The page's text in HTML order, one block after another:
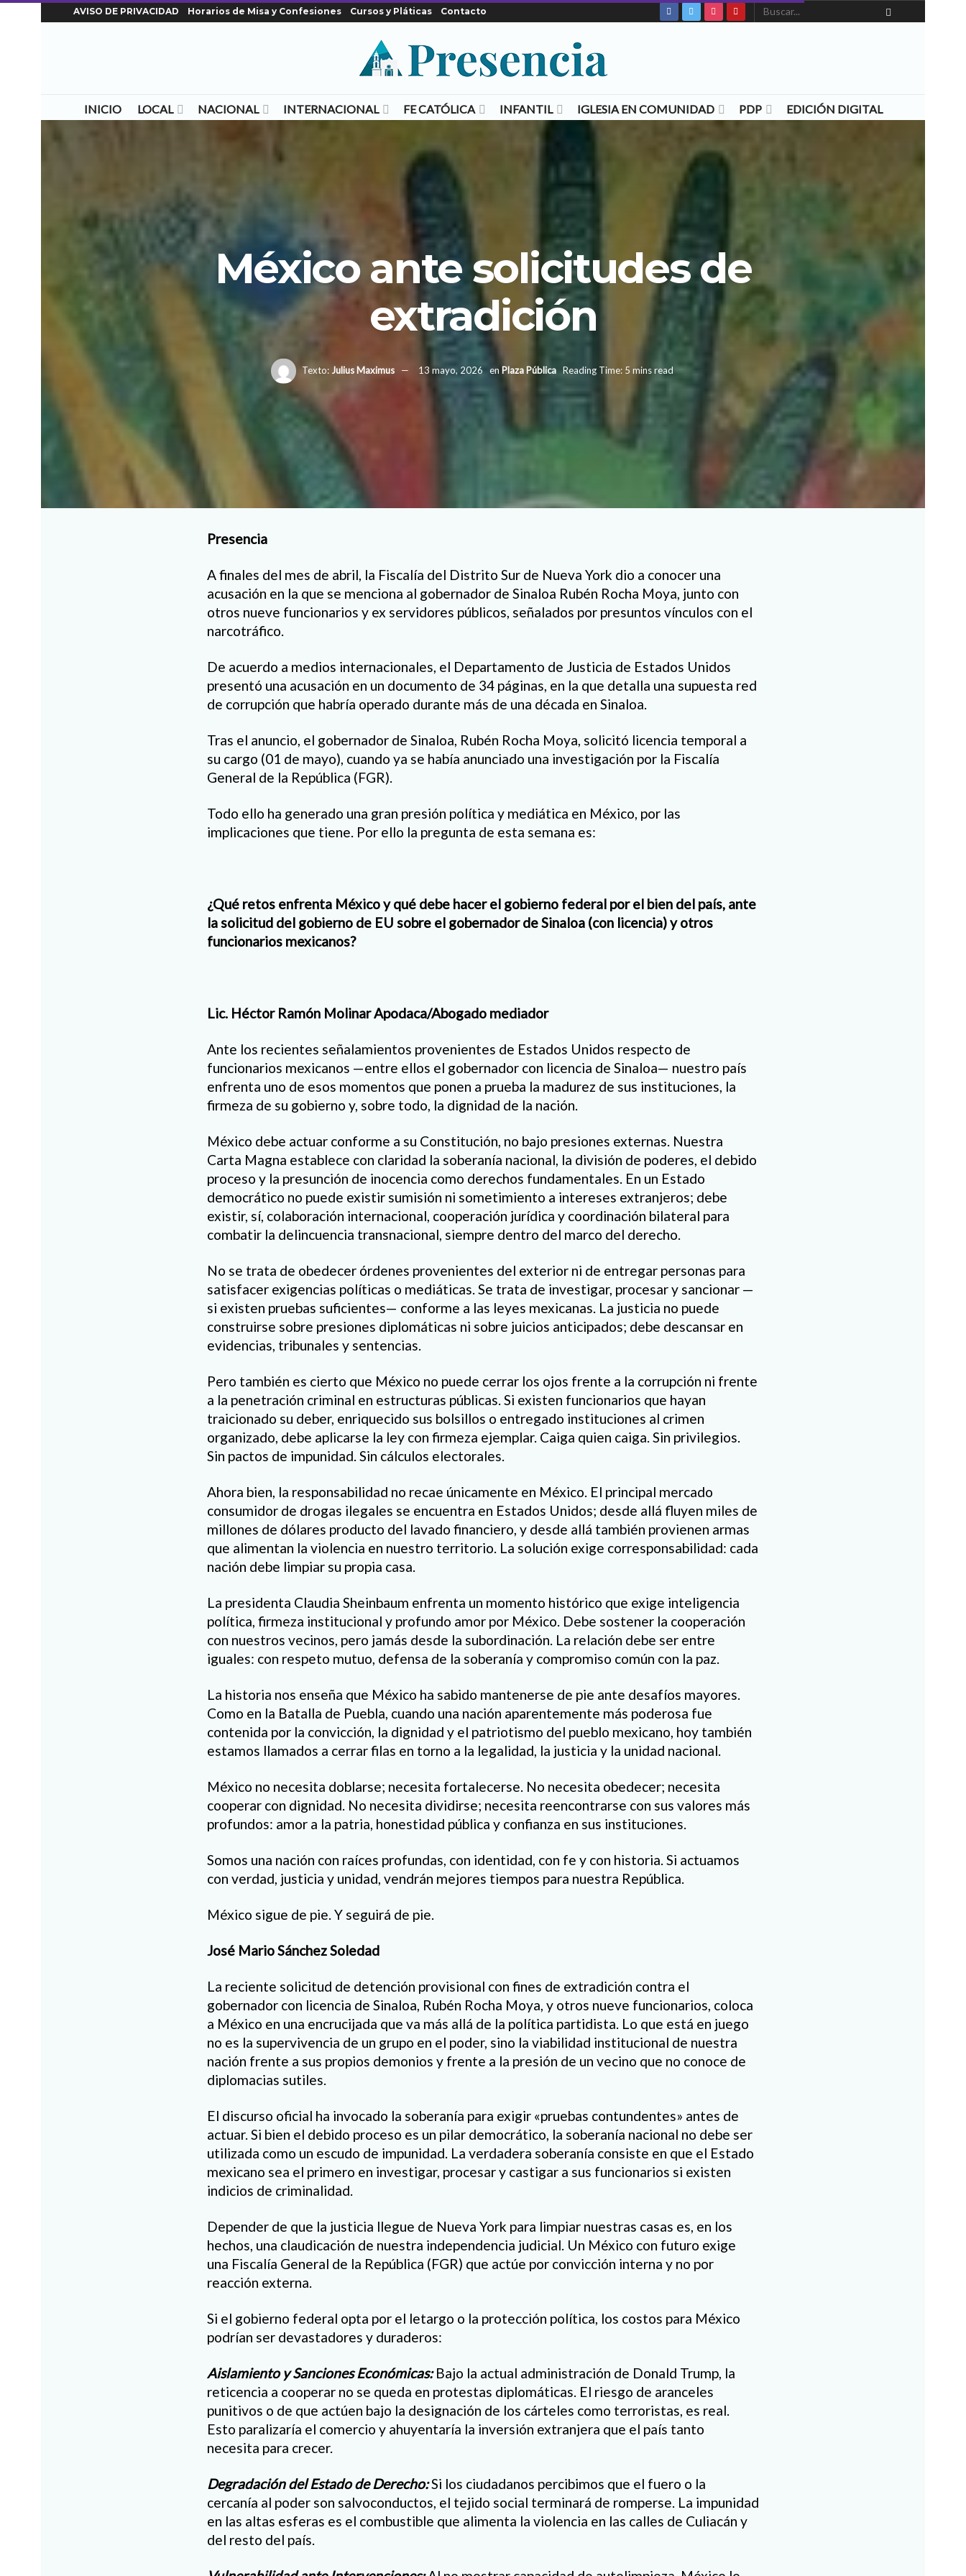
AVISO DE PRIVACIDAD Horarios de Misa y Confesiones Cursos y Pláticas Contacto
INICIO LOCAL NACIONAL INTERNACIONAL FE CATÓLICA INFANTIL IGLESIA EN COMUNIDAD PDP EDICIÓN DIGITAL
México ante solicitudes de
extradición
Texto: Julius Maximus 13 mayo, 2026 en Plaza Pública Reading Time: 5 mins read
Presencia
A finales del mes de abril, la Fiscalía del Distrito Sur de Nueva York dio a conocer una
acusación en la que se menciona al gobernador de Sinaloa Rubén Rocha Moya, junto con
otros nueve funcionarios y ex servidores públicos, señalados por presuntos vínculos con el
narcotráfico.
De acuerdo a medios internacionales, el Departamento de Justicia de Estados Unidos
presentó una acusación en un documento de 34 páginas, en la que detalla una supuesta red
de corrupción que habría operado durante más de una década en Sinaloa.
Tras el anuncio, el gobernador de Sinaloa, Rubén Rocha Moya, solicitó licencia temporal a
su cargo (01 de mayo), cuando ya se había anunciado una investigación por la Fiscalía
General de la República (FGR).
Todo ello ha generado una gran presión política y mediática en México, por las
implicaciones que tiene. Por ello la pregunta de esta semana es:
¿Qué retos enfrenta México y qué debe hacer el gobierno federal por el bien del país, ante
la solicitud del gobierno de EU sobre el gobernador de Sinaloa (con licencia) y otros
funcionarios mexicanos?
Lic. Héctor Ramón Molinar Apodaca/Abogado mediador
Ante los recientes señalamientos provenientes de Estados Unidos respecto de
funcionarios mexicanos —entre ellos el gobernador con licencia de Sinaloa— nuestro país
enfrenta uno de esos momentos que ponen a prueba la madurez de sus instituciones, la
firmeza de su gobierno y, sobre todo, la dignidad de la nación.
México debe actuar conforme a su Constitución, no bajo presiones externas. Nuestra
Carta Magna establece con claridad la soberanía nacional, la división de poderes, el debido
proceso y la presunción de inocencia como derechos fundamentales. En un Estado
democrático no puede existir sumisión ni sometimiento a intereses extranjeros; debe
existir, sí, colaboración internacional, cooperación jurídica y coordinación bilateral para
combatir la delincuencia transnacional, siempre dentro del marco del derecho.
No se trata de obedecer órdenes provenientes del exterior ni de entregar personas para
satisfacer exigencias políticas o mediáticas. Se trata de investigar, procesar y sancionar —
si existen pruebas suficientes— conforme a las leyes mexicanas. La justicia no puede
construirse sobre presiones diplomáticas ni sobre juicios anticipados; debe descansar en
evidencias, tribunales y sentencias.
Pero también es cierto que México no puede cerrar los ojos frente a la corrupción ni frente
a la penetración criminal en estructuras públicas. Si existen funcionarios que hayan
traicionado su deber, enriquecido sus bolsillos o entregado instituciones al crimen
organizado, debe aplicarse la ley con firmeza ejemplar. Caiga quien caiga. Sin privilegios.
Sin pactos de impunidad. Sin cálculos electorales.
Ahora bien, la responsabilidad no recae únicamente en México. El principal mercado
consumidor de drogas ilegales se encuentra en Estados Unidos; desde allá fluyen miles de
millones de dólares producto del lavado financiero, y desde allá también provienen armas
que alimentan la violencia en nuestro territorio. La solución exige corresponsabilidad: cada
nación debe limpiar su propia casa.
La presidenta Claudia Sheinbaum enfrenta un momento histórico que exige inteligencia
política, firmeza institucional y profundo amor por México. Debe sostener la cooperación
con nuestros vecinos, pero jamás desde la subordinación. La relación debe ser entre
iguales: con respeto mutuo, defensa de la soberanía y compromiso común con la paz.
La historia nos enseña que México ha sabido mantenerse de pie ante desafíos mayores.
Como en la Batalla de Puebla, cuando una nación aparentemente más poderosa fue
contenida por la convicción, la dignidad y el patriotismo del pueblo mexicano, hoy también
estamos llamados a cerrar filas en torno a la legalidad, la justicia y la unidad nacional.
México no necesita doblarse; necesita fortalecerse. No necesita obedecer; necesita
cooperar con dignidad. No necesita dividirse; necesita reencontrarse con sus valores más
profundos: amor a la patria, honestidad pública y confianza en sus instituciones.
Somos una nación con raíces profundas, con identidad, con fe y con historia. Si actuamos
con verdad, justicia y unidad, vendrán mejores tiempos para nuestra República.
México sigue de pie. Y seguirá de pie.
José Mario Sánchez Soledad
La reciente solicitud de detención provisional con fines de extradición contra el
gobernador con licencia de Sinaloa, Rubén Rocha Moya, y otros nueve funcionarios, coloca
a México en una encrucijada que va más allá de la política partidista. Lo que está en juego
no es la supervivencia de un grupo en el poder, sino la viabilidad institucional de nuestra
nación frente a sus propios demonios y frente a la presión de un vecino que no conoce de
diplomacias sutiles.
El discurso oficial ha invocado la soberanía para exigir «pruebas contundentes» antes de
actuar. Si bien el debido proceso es un pilar democrático, la soberanía nacional no debe ser
utilizada como un escudo de impunidad. La verdadera soberanía consiste en que el Estado
mexicano sea el primero en investigar, procesar y castigar a sus funcionarios si existen
indicios de criminalidad.
Depender de que la justicia llegue de Nueva York para limpiar nuestras casas es, en los
hechos, una claudicación de nuestra independencia judicial. Un México con futuro exige
una Fiscalía General de la República (FGR) que actúe por convicción interna y no por
reacción externa.
Si el gobierno federal opta por el letargo o la protección política, los costos para México
podrían ser devastadores y duraderos:
Aislamiento y Sanciones Económicas:Bajo la actual administración de Donald Trump, la
reticencia a cooperar no se queda en protestas diplomáticas. El riesgo de aranceles
punitivos o de que actúen bajo la designación de los cárteles como terroristas, es real.
Esto paralizaría el comercio y ahuyentaría la inversión extranjera que el país tanto
necesita para crecer.
Degradación del Estado de Derecho:Si los ciudadanos percibimos que el fuero o la
cercanía al poder son salvoconductos, el tejido social terminará de romperse. La impunidad
en las altas esferas es el combustible que alimenta la violencia en las calles de Culiacán y
del resto del país.